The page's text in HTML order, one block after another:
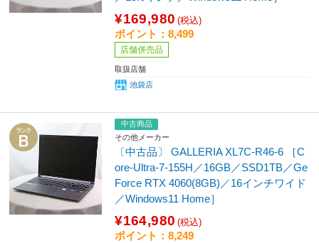
¥169,980 (税込)
ポイント：8,499
店舗併売品
取扱店舗
池袋店
中古商品
その他メーカー
〔中古品〕 GALLERIA XL7C-R46-6 ［C
ore-Ultra-7-155H／16GB／SSD1TB／Ge
Force RTX 4060(8GB)／16インチワイド
／Windows11 Home］
¥164,980 (税込)
ポイント：8,249